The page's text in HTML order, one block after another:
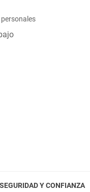
SEGURIDAD Y CONFIANZA